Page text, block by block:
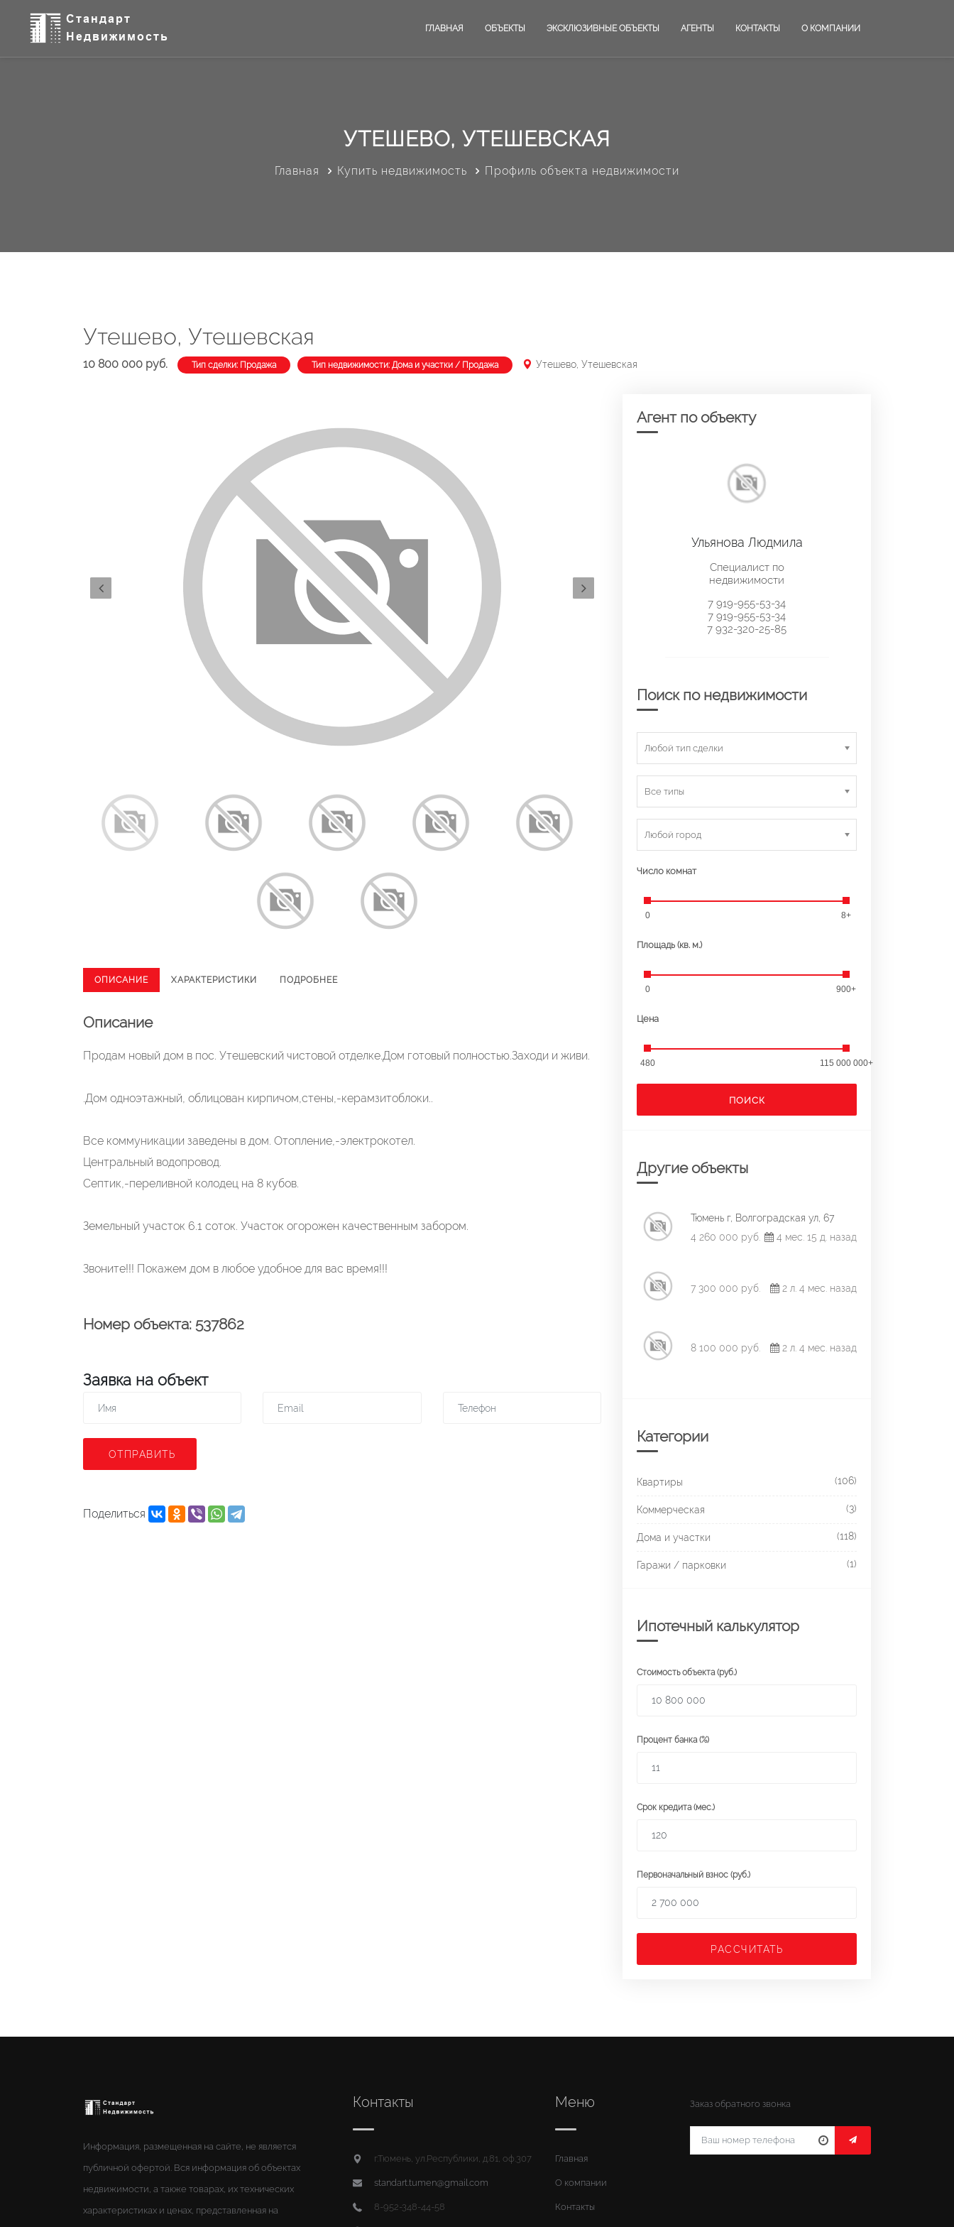
ГЛАВНАЯ ОБЪЕКТЫ ЭКСКЛЮЗИВНЫЕ ОБЪЕКТЫ АГЕНТЫ КОНТАКТЫ О КОМПАНИИ
УТЕШЕВО, УТЕШЕВСКАЯ
Главная Купить недвижимость Профиль объекта недвижимости
Утешево, Утешевская
10 800 000 руб. Тип сделки: Продажа Тип недвижимости: Дома и участки / Продажа Утешево, Утешевская
ОПИСАНИЕ ХАРАКТЕРИСТИКИ ПОДРОБНЕЕ
Описание
Продам новый дом в пос. Утешевский чистовой отделке.Дом готовый полностью.Заходи и живи.
.Дом одноэтажный, облицован кирпичом,стены,-керамзитоблоки..
Все коммуникации заведены в дом. Отопление,-электрокотел.
Центральный водопровод.
Септик,-переливной колодец на 8 кубов.
Земельный участок 6.1 соток. Участок огорожен качественным забором.
Звоните!!! Покажем дом в любое удобное для вас время!!!
Номер объекта: 537862
Заявка на объект
ОТПРАВИТЬ
Поделиться
Агент по объекту
Ульянова Людмила
Специалист по
недвижимости
7 919-955-53-34
7 919-955-53-34
7 932-320-25-85
Поиск по недвижимости
Любой тип сделки
Все типы
Любой город
Число комнат
0 8+
Площадь (кв. м.)
0 900+
Цена
480 115 000 000+
ПОИСК
Другие объекты
Тюмень г, Волгоградская ул, 67
4 260 000 руб.
4 мес. 15 д. назад
7 300 000 руб. 2 л. 4 мес. назад
8 100 000 руб. 2 л. 4 мес. назад
Категории
Квартиры (106)
Коммерческая (3)
Дома и участки (118)
Гаражи / парковки (1)
Ипотечный калькулятор
Стоимость объекта (руб.)
Процент банка (%)
Срок кредита (мес.)
Первоначальный взнос (руб.)
РАССЧИТАТЬ
Информация, размещенная на сайте, не является
публичной офертой. Вся информация об объектах
недвижимости, а также товарах, их технических
характеристиках и ценах, представленная на
Контакты
г.Тюмень, ул.Республики, д.81, оф.307
standart.tumen@gmail.com
8-952-348-44-58
Меню
Главная
О компании
Контакты
Заказ обратного звонка